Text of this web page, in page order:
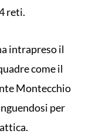
reti.
intrapreso il
come il
Montecchio
per